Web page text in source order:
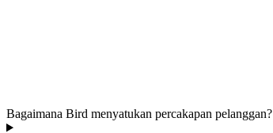
Bagaimana Bird menyatukan percakapan pelanggan?